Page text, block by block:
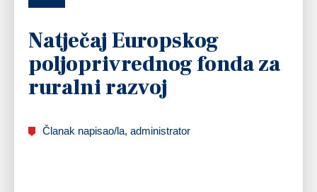
Natječaj Europskog
poljoprivrednog fonda za
ruralni razvoj
Članak napisao/la, administrator